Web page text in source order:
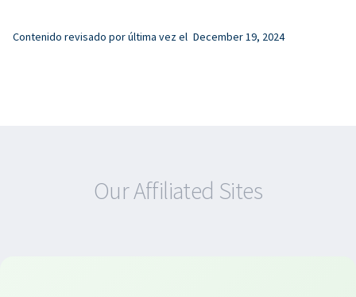
Contenido revisado por última vez el December 19, 2024
Our Affiliated Sites